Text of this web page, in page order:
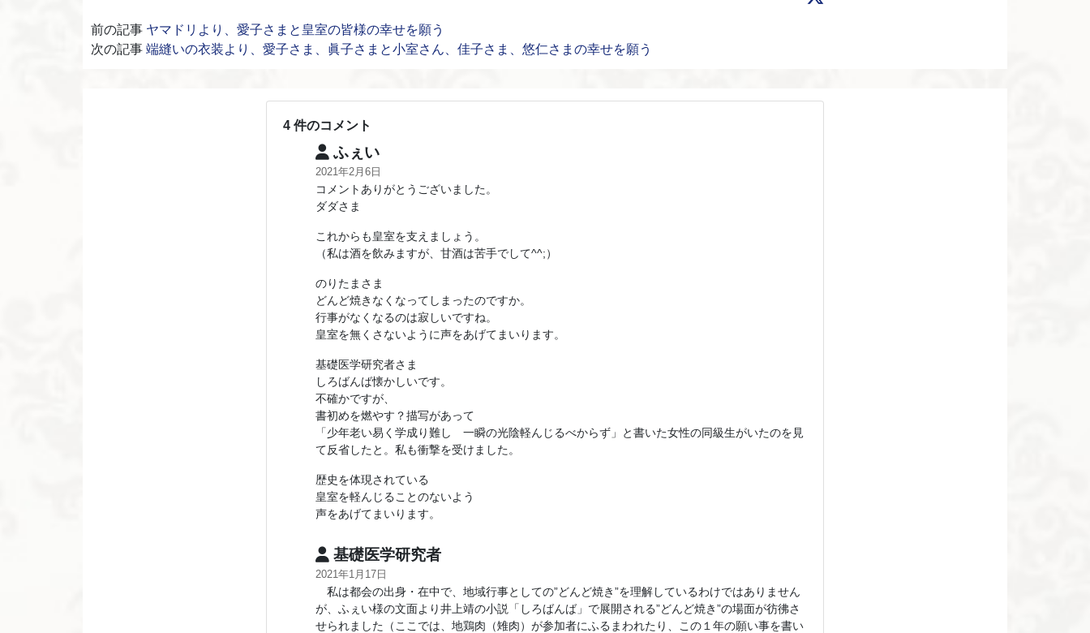
前の記事 ヤマドリより、愛子さまと皇室の皆様の幸せを願う
次の記事 端縫いの衣装より、愛子さま、眞子さまと小室さん、佳子さま、悠仁さまの幸せを願う
4 件のコメント
ふぇい
2021年2月6日
コメントありがとうございました。
ダダさま
これからも皇室を支えましょう。
（私は酒を飲みますが、甘酒は苦手でして^^;）
のりたまさま
どんど焼きなくなってしまったのですか。
行事がなくなるのは寂しいですね。
皇室を無くさないように声をあげてまいります。
基礎医学研究者さま
しろばんば懐かしいです。
不確かですが、
書初めを燃やす？描写があって
「少年老い易く学成り難し 一瞬の光陰軽んじるべからず」と書いた女性の同級生がいたのを見
て反省したと。私も衝撃を受けました。
歴史を体現されている
皇室を軽んじることのないよう
声をあげてまいります。
基礎医学研究者
2021年1月17日
私は都会の出身・在中で、地域行事としての”どんど焼き”を理解しているわけではありません
が、ふぇい様の文面より井上靖の小説「しろばんば」で展開される”どんど焼き”の場面が彷彿さ
せられました（ここでは、地鶏肉（雉肉）が参加者にふるまわれたり、この１年の願い事を書い